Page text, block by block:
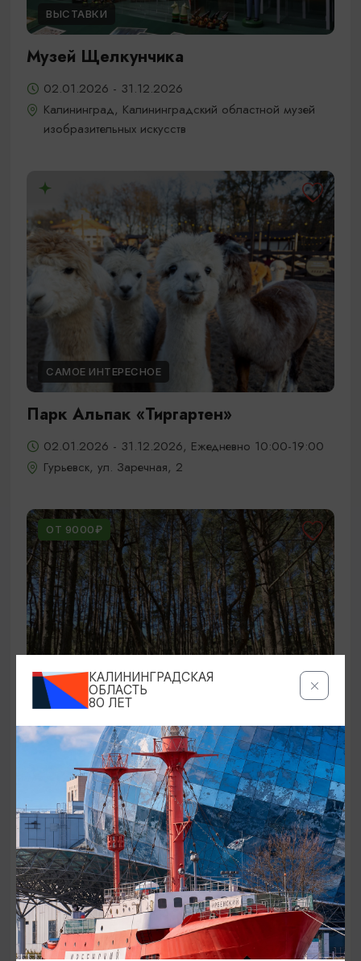
ВЫСТАВКИ
Музей Щелкунчика
02.01.2026 - 31.12.2026
Калининград, Калининградский областной музей
изобразительных искусств
САМОЕ ИНТЕРЕСНОЕ
Парк Альпак «Тиргартен»
02.01.2026 - 31.12.2026, Ежедневно 10:00-19:00
Гурьевск, ул. Заречная, 2
ОТ 9000₽
ЭКСКУРСИИ УЧРЕЖДЕНИЙ КУЛЬТУРЫ
Аудиоспектакль «Истории Куршской
косы»
01.02.2026 - 31.12.2026, 13:00
Куршская коса
ОТ 2500₽
КАЛИНИНГРАДСКАЯ
ОБЛАСТЬ
80 ЛЕТ